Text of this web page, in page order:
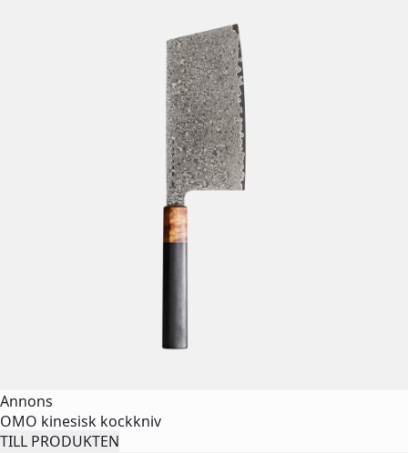
Annons
OMO kinesisk kockkniv
TILL PRODUKTEN